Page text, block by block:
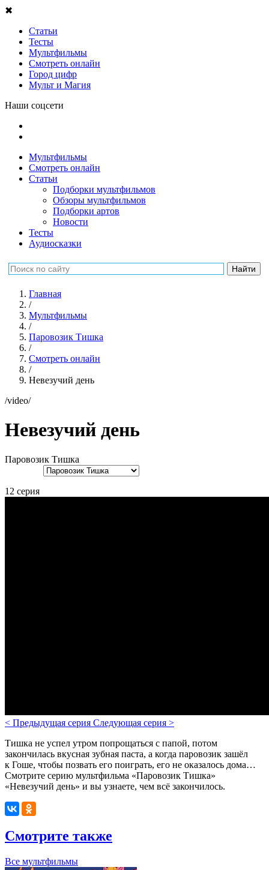
✖
Статьи
Тесты
Мультфильмы
Смотреть онлайн
Город цифр
Мульт и Магия
Наши соцсети
Мультфильмы
Смотреть онлайн
Статьи
Подборки мультфильмов
Обзоры мультфильмов
Подборки артов
Новости
Тесты
Аудиосказки
Главная
/
Мультфильмы
/
Паровозик Тишка
/
Смотреть онлайн
/
Невезучий день
/video/
Невезучий день
Паровозик Тишка
12 серия
< Предыдущая серия Следующая серия >
Тишка не успел утром попрощаться с папой, потом
закончилась вкусная зубная паста, а когда паровозик зашёл
к Гоше, чтобы позвать его поиграть, его не оказалось дома…
Смотрите серию мультфильма «Паровозик Тишка»
«Невезучий день» и вы узнаете, чем всё закончилось.
Смотрите также
Все мультфильмы